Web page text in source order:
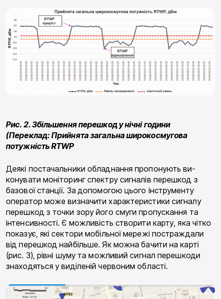
Рис. 2. Збільшення перешкод у нічні години
(Переклад: Прийнята загальна широкосмугова
потужність RTWP
Деякі постачальники обладнання пропонують ви­
конувати моніторинг спектру сигналів перешкод з
базової станції. За допомогою цього інструменту
оператор може визначити характеристики сигналу
перешкод з точки зору його смуги пропускання та
інтенсивності. Є можливість створити карту, яка чіт­ко
показує, які сектори мобільної мережі постраж­дали
від перешкод найбільше. Як можна бачити на карті
(рис. 3), рівні шуму та можливий сигнал пере­шкоди
знаходяться у виділеній червоним області.